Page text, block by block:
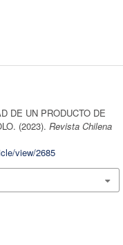
DE UN PRODUCTO DE
(2023). Revista Chilena
view/2685